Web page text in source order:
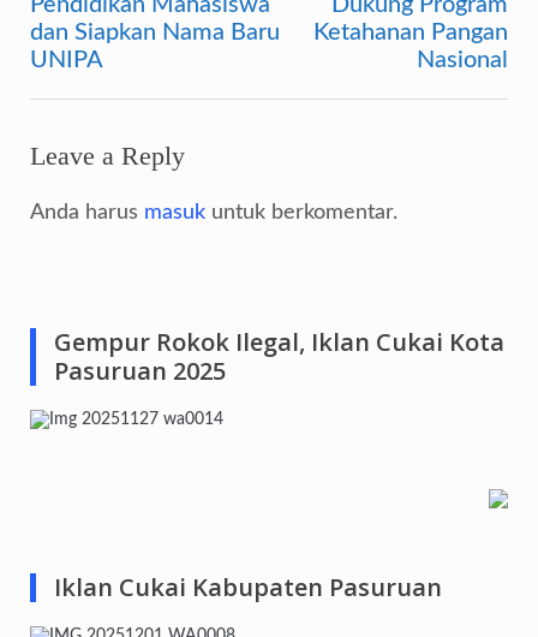
Pendidikan Mahasiswa
dan Siapkan Nama Baru
UNIPA
Dukung Program
Ketahanan Pangan
Nasional
Leave a Reply
Anda harus masuk untuk berkomentar.
Gempur Rokok Ilegal, Iklan Cukai Kota
Pasuruan 2025
Iklan Cukai Kabupaten Pasuruan